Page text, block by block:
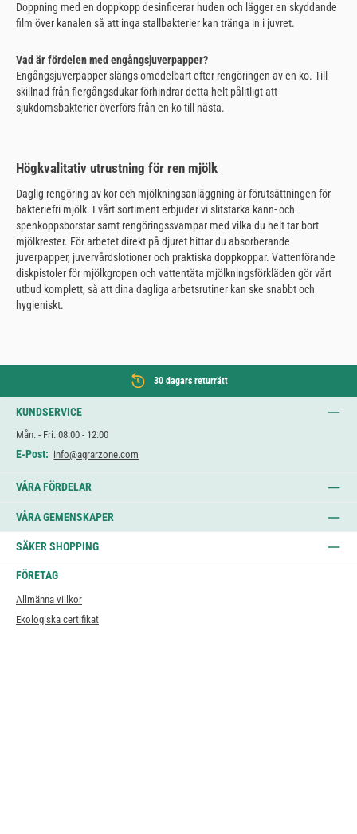
Doppning med en doppkopp desinficerar huden och lägger en skyddande
film över kanalen så att inga stallbakterier kan tränga in i juvret.
Vad är fördelen med engångsjuverpapper?
Engångsjuverpapper slängs omedelbart efter rengöringen av en ko. Till
skillnad från flergångsdukar förhindrar detta helt pålitligt att
sjukdomsbakterier överförs från en ko till nästa.
Högkvalitativ utrustning för ren mjölk
Daglig rengöring av kor och mjölkningsanläggning är förutsättningen för
bakteriefri mjölk. I vårt sortiment erbjuder vi slitstarka kann- och
spenkoppsborstar samt rengöringssvampar med vilka du helt tar bort
mjölkrester. För arbetet direkt på djuret hittar du absorberande
juverpapper, juvervårdslotioner och praktiska doppkoppar. Vattenförande
diskpistoler för mjölkgropen och vattentäta mjölkningsförkläden gör vårt
utbud komplett, så att dina dagliga arbetsrutiner kan ske snabbt och
hygieniskt.
30 dagars returrätt
KUNDSERVICE
Mån. - Fri. 08:00 - 12:00
E-Post: info@agrarzone.com
VÅRA FÖRDELAR
VÅRA GEMENSKAPER
SÄKER SHOPPING
FÖRETAG
Allmänna villkor
Ekologiska certifikat